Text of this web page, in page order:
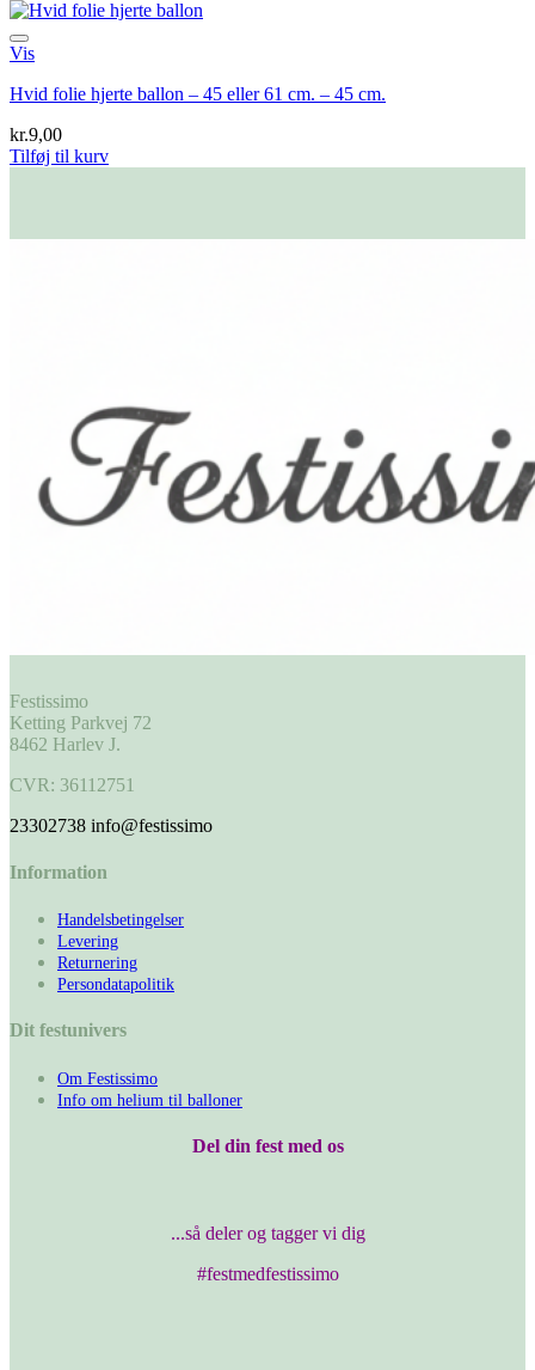
Vis
Hvid folie hjerte ballon – 45 eller 61 cm. – 45 cm.
kr.9,00
Tilføj til kurv
Festissimo
Ketting Parkvej 72
8462 Harlev J.
CVR: 36112751
23302738 info@festissimo
Information
Handelsbetingelser
Levering
Returnering
Persondatapolitik
Dit festunivers
Om Festissimo
Info om helium til balloner
Del din fest med os
...så deler og tagger vi dig
#festmedfestissimo